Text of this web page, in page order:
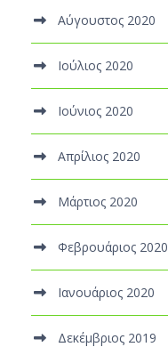
Αύγουστος 2020
Ιούλιος 2020
Ιούνιος 2020
Απρίλιος 2020
Μάρτιος 2020
Φεβρουάριος 2020
Ιανουάριος 2020
Δεκέμβριος 2019